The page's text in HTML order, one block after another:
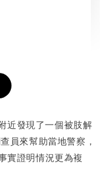
近發現了一個被肢解
員來幫助當地警察，
實證明情況更為複